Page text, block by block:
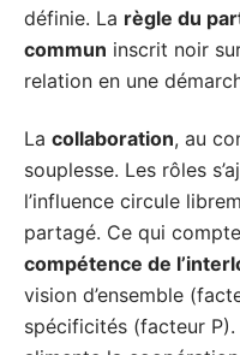
définie. La règle du
commun inscrit noir
relation en une
La collaboration, au
souplesse. Les rôles
l’influence circule
partagé. Ce qui
compétence de
vision d’ensemble
spécificités (facteur